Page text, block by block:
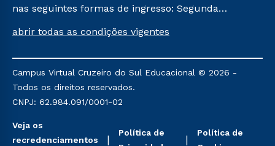
nas seguintes formas de ingresso: Segunda
Já para as demais, a taxa de matrícula será de R$
mencionadas são referentes aos cursos: Ensino
Religioso, Geografia para a Docência e Metodologia
do Ensino de História: Questões Atuais.
abrir todas as condições vigentes
Campus Virtual Cruzeiro do Sul Educacional © 2026 -
Todos os direitos reservados.
CNPJ: 62.984.091/0001-02
Veja os
recredenciamentos
Política de
Política de